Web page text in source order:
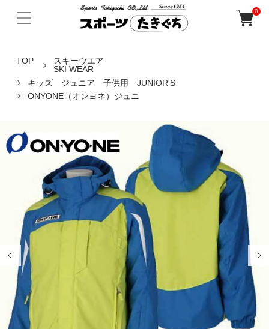
0
TOP
スキーウエア
SKI WEAR
キッズ ジュニア 子供用 JUNIOR'S
ONYONE（オンヨネ）ジュニ